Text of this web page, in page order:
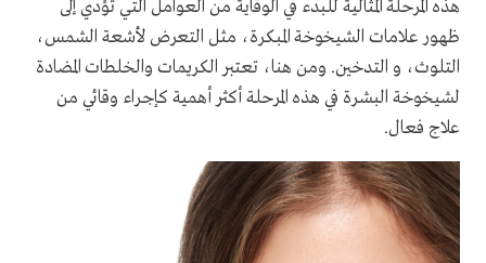
هذه المرحلة المثالية للبدء في الوقاية من العوامل التي تؤدي إلى
ظهور علامات الشيخوخة المبكرة، مثل التعرض لأشعة الشمس،
التلوث، و التدخين. ومن هنا، تعتبر الكريمات والخلطات المضادة
لشيخوخة البشرة في هذه المرحلة أكثر أهمية كإجراء وقائي من
علاج فعال.